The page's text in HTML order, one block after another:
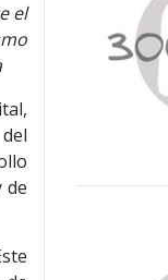
el
de